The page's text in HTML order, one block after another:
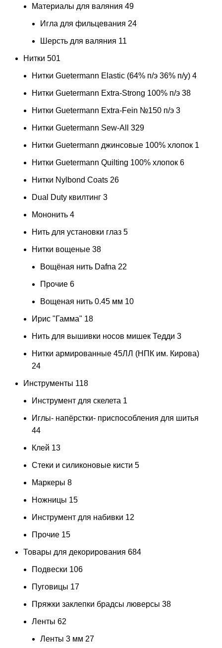
Материалы для валяния 49
Игла для фильцевания 24
Шерсть для валяния 11
Нитки 501
Нитки Guetermann Elastic (64% п/э 36% п/у) 4
Нитки Guetermann Extra-Strong 100% п/э 38
Нитки Guetermann Extra-Fein №150 п/э 3
Нитки Guetermann Sew-All 329
Нитки Guetermann джинсовые 100% хлопок 1
Нитки Guetermann Quilting 100% хлопок 6
Нитки Nylbond Coats 26
Dual Duty квилтинг 3
Мононить 4
Нить для установки глаз 5
Нитки вощеные 38
Вощёная нить Dafna 22
Прочие 6
Вощеная нить 0.45 мм 10
Ирис "Гамма" 18
Нить для вышивки носов мишек Тедди 3
Нитки армированные 45ЛЛ (НПК им. Кирова)
24
Инструменты 118
Инструмент для скелета 1
Иглы- напёрстки- приспособления для шитья
44
Клей 13
Стеки и силиконовые кисти 5
Маркеры 8
Ножницы 15
Инструмент для набивки 12
Прочие 15
Товары для декорирования 684
Подвески 106
Пуговицы 17
Пряжки заклепки брадсы люверсы 38
Ленты 62
Ленты 3 мм 27